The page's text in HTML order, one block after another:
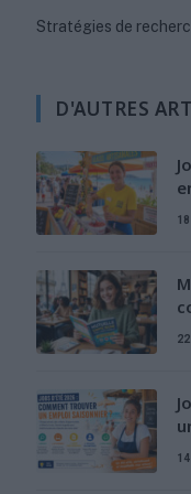
Stratégies de
D'AUTRES